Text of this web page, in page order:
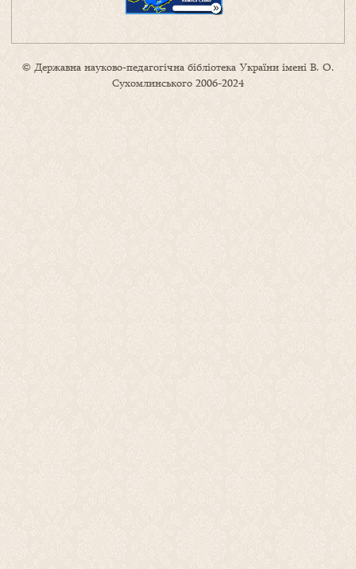
© Державна науково-педагогічна бібліотека України імені В. О.
Сухомлинського 2006-2024